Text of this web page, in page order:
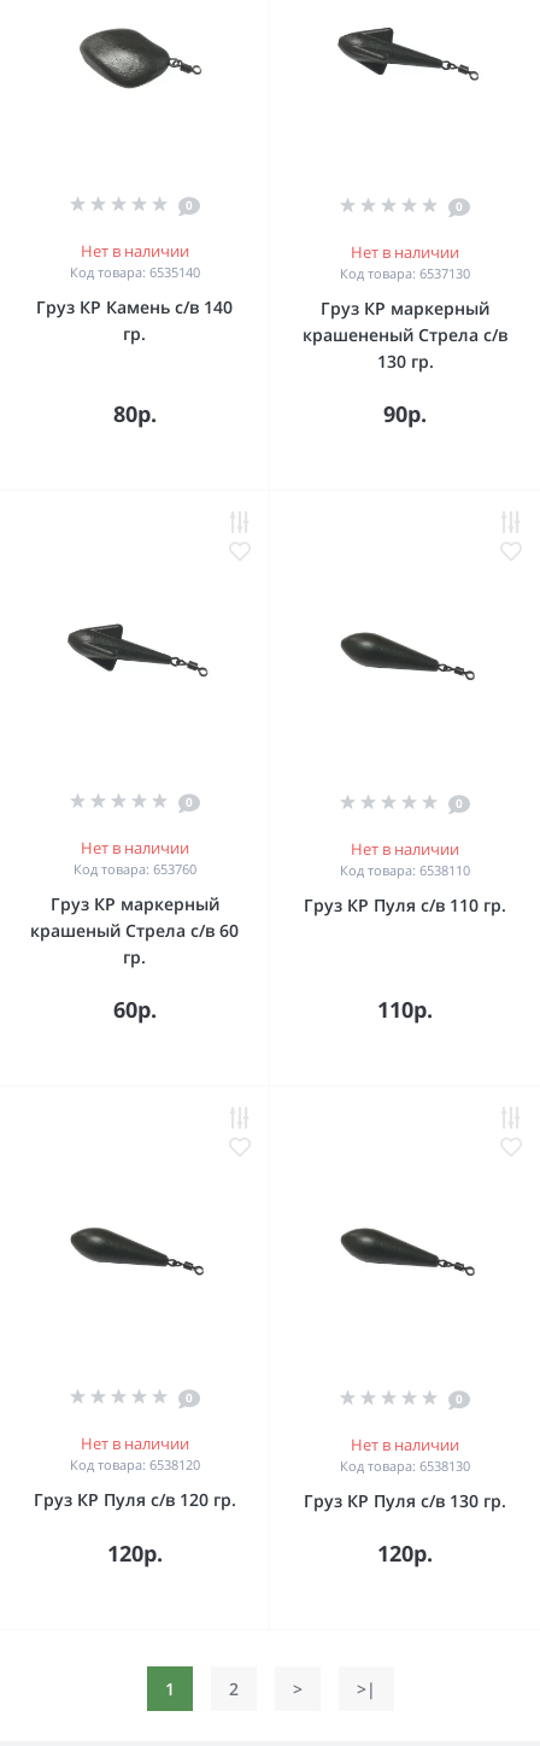
0
Нет в наличии
Код товара: 6535140
Груз КР Камень с/в 140
гр.
80р.
0
Нет в наличии
Код товара: 6537130
Груз КР маркерный
крашененый Стрела с/в
130 гр.
90р.
0
Нет в наличии
Код товара: 653760
Груз КР маркерный
крашеный Стрела с/в 60
гр.
60р.
0
Нет в наличии
Код товара: 6538110
Груз КР Пуля с/в 110 гр.
110р.
0
Нет в наличии
Код товара: 6538120
Груз КР Пуля с/в 120 гр.
120р.
0
Нет в наличии
Код товара: 6538130
Груз КР Пуля с/в 130 гр.
120р.
1 2 > >|